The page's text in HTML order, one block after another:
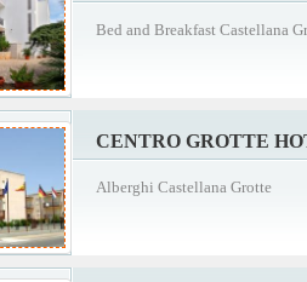
Bed and Breakfast Castellana
CENTRO GROTTE
Alberghi Castellana Grotte